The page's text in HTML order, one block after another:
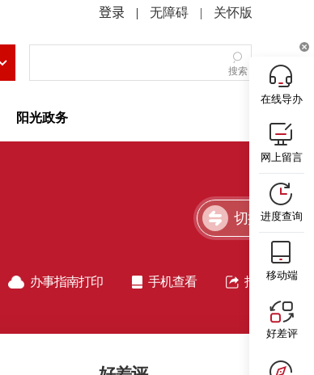
| 无障碍 | 关怀版
搜索
阳光政务
切换简洁版
办事指南打印 手机查看 指南分享
在线导办
网上留言
进度查询
移动端
好差评